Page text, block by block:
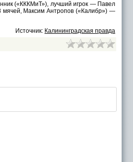
(«КККМиТ»), лучший игрок — Павел
Максим Антропов («Калибр») —
Источник: Калининградская правда